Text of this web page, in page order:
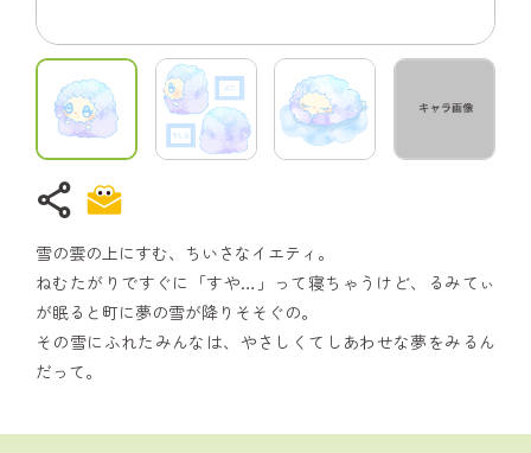
share
雪の雲の上にすむ、ちいさなイエティ。
ねむたがりですぐに「すや…」って寝ちゃうけど、るみてぃ
が眠ると町に夢の雪が降りそそぐの。
その雪にふれたみんなは、やさしくてしあわせな夢をみるん
だって。